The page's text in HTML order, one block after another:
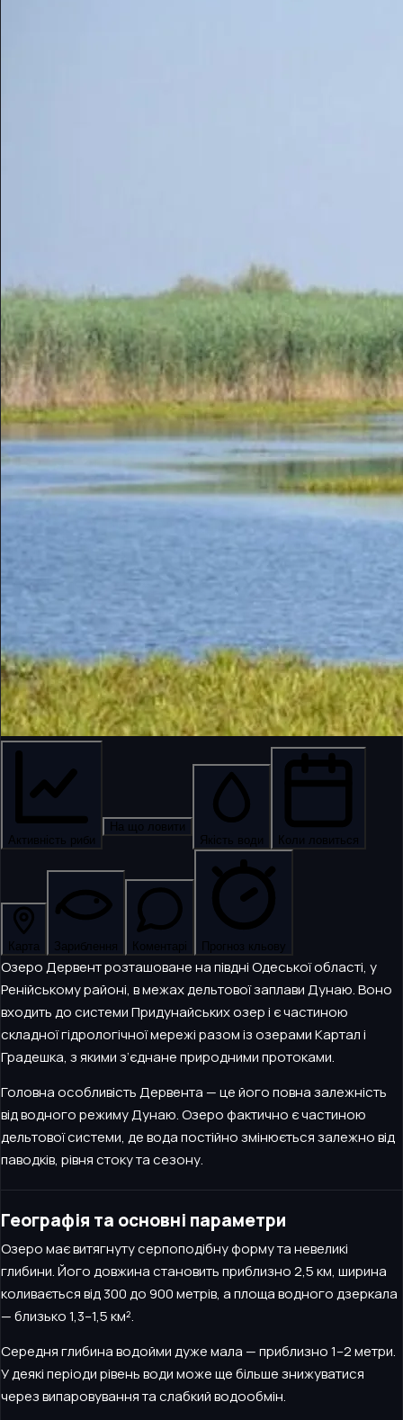
Активність риби
На що ловити
Якість води
Коли ловиться
Карта Зариблення Коментарі Прогноз кльову
Озеро Дервент розташоване на півдні Одеської області, у
Ренійському районі, в межах дельтової заплави Дунаю. Воно
входить до системи Придунайських озер і є частиною
складної гідрологічної мережі разом із озерами Картал і
Градешка, з якими з’єднане природними протоками.
Головна особливість Дервента — це його повна залежність
від водного режиму Дунаю. Озеро фактично є частиною
дельтової системи, де вода постійно змінюється залежно від
паводків, рівня стоку та сезону.
Географія та основні параметри
Озеро має витягнуту серпоподібну форму та невеликі
глибини. Його довжина становить приблизно 2,5 км, ширина
коливається від 300 до 900 метрів, а площа водного дзеркала
— близько 1,3–1,5 км².
Середня глибина водойми дуже мала — приблизно 1–2 метри.
У деякі періоди рівень води може ще більше знижуватися
через випаровування та слабкий водообмін.